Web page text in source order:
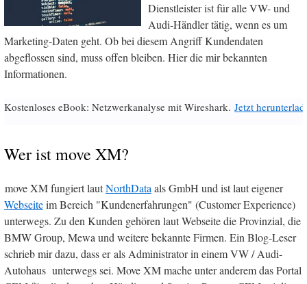
Dienstleister ist für alle VW- und
Audi-Händler tätig, wenn es um
Marketing-Daten geht. Ob bei diesem Angriff Kundendaten
abgeflossen sind, muss offen bleiben. Hier die mir bekannten
Informationen.
Kostenloses eBook: Netzwerkanalyse mit Wireshark. Jetzt
Wer ist move XM?
move XM fungiert lautNorthDataals GmbH und ist laut eigener
Webseiteim Bereich "Kundenerfahrungen" (Customer Experience)
unterwegs. Zu den Kunden gehören laut Webseite die Provinzial, die
BMW Group, Mewa und weitere bekannte Firmen. Ein Blog-Leser
schrieb mir dazu, dass er als Administrator in einem VW / Audi-
Autohaus unterwegs sei. Move XM mache unter anderem das Portal